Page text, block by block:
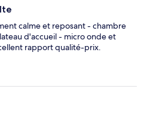
calme et reposant - chambre
d'accueil - micro onde et
rapport qualité-prix.